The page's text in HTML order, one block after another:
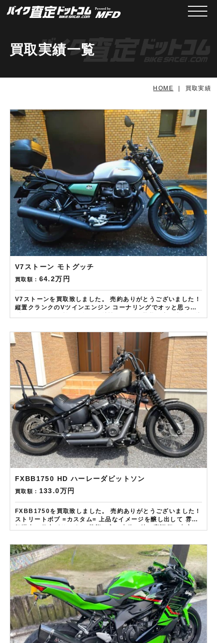
メニ
買取実績一覧
HOME 買取実績
V7ストーン モトグッチ
買取額： 64.2万円
V7ストーンを買取致しました。 売約ありがとうございました！
縦置クランクのVツインエンジン コーナリングでオッと思った
Instagramからご依頼のお客様にAmazonギフトカード１万分
を進呈しております！ さらに特典として↓↓↓ 現在バイク査定ド
ットコムではキャンペーンとして次回Amazonギフトカード1万
円分が必ずもらえるスペシャルカードを贈呈中です。2台目から
半永続的に使えますし何とご紹介頂いても適用となります。無
事成約しましたらAmazonギフト券を贈呈致します！！！ ※但
し50㏄以下の原付は除く。皆様のご用命お待ちしておりま
す！！！
FXBB1750 HD ハーレーダビットソン
買取額： 133.0万円
FXBB1750を買取致しました。 売約ありがとうございました！
ストリートボブ =カスタム= 上品なイメージを醸し出して 雰囲
依頼のお客様にAmazonギフトカード１万分を進呈しておりま
す！ さらに特典として↓↓↓ 現在バイク査定ドットコムではキャ
ンペーンとして次回Amazonギフトカード1万円分が必ずもらえ
るスペシャルカードを贈呈中です。2台目から半永続的に使えま
すし何とご紹介頂いても適用となります。無事成約しましたら
Amazonギフト券を贈呈致します！！！ ※但し50㏄以下の原付
は除く。皆様のご用命お待ちしております！！！